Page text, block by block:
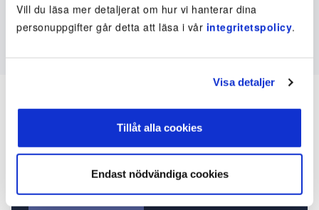
Vill du läsa mer detaljerat om hur vi hanterar dina
personuppgifter går detta att läsa i vår integritetspolicy.
Visa detaljer
Tillåt alla cookies
Endast nödvändiga cookies
Inte kund ännu? Kom
igång nu!